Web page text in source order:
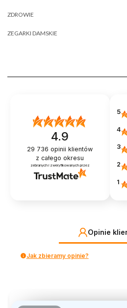
ZDROWIE
ZEGARKI DAMSKIE
4.9
29 736 opinii klientów
z całego okresu
zebranych i zweryfikowanych przez
5
4
3
2
1
Opinie
Jak zbieramy opinie?